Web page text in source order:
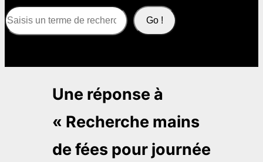
S
e
r
Go !
Une réponse à
« Recherche mains
de fées pour journée